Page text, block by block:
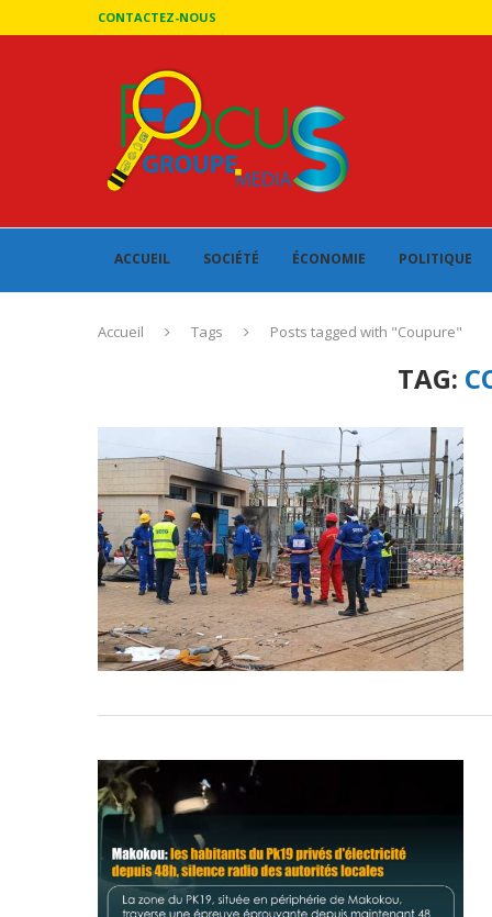
CONTACTEZ-NOUS
ACCUEIL SOCIÉTÉ ÉCONOMIE POLITIQUE
Accueil Tags Posts tagged with "Coupure"
TAG: